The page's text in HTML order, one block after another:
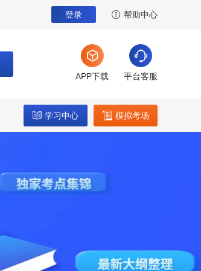
登录 帮助中心
APP下载 平台客服
学习中心 模拟考场